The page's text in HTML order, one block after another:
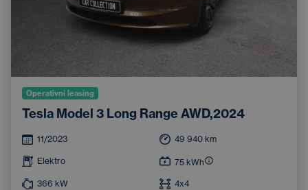
Operativní leasing
Tesla Model 3 Long Range AWD,2024
11/2023 49 940 km
Elektro 75 kWh
366 kW 4x4